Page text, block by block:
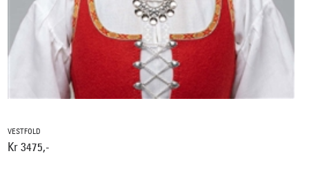
VESTFOLD
Kr 3475,-